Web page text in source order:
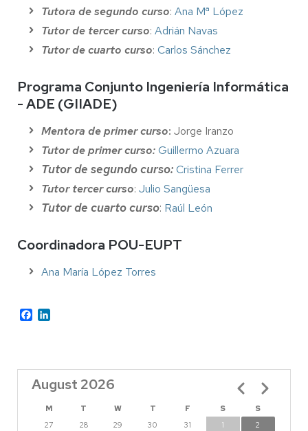
Tutora de segundo curso: Ana Mª López
Tutor de tercer curso: Adrián Navas
Tutor de cuarto curso: Carlos Sánchez
Programa Conjunto Ingeniería Informática
- ADE (GIIADE)
Mentora de primer curso: Jorge Iranzo
Tutor de primer curso:Guillermo Azuara
Tutor de segundo curso:Cristina Ferrer
Tutor tercer curso: Julio Sangüesa
Tutor de cuarto curso: Raúl León
Coordinadora POU-EUPT
Ana María López Torres
Facebook
August 2026
M T W T F S
S
27
28 29 30 31 1
2
Pagination